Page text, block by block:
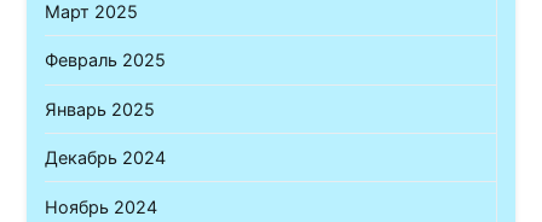
Март 2025
Февраль 2025
Январь 2025
Декабрь 2024
Ноябрь 2024